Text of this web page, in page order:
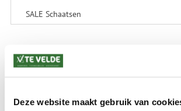
Deze website maakt gebruik van
SALE Schaatsen
Levertijd: 2-4 werkdagen